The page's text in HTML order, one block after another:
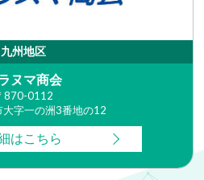
九州地区
ヌマ商会
870-0112
大字一の洲3番地の12
はこちら